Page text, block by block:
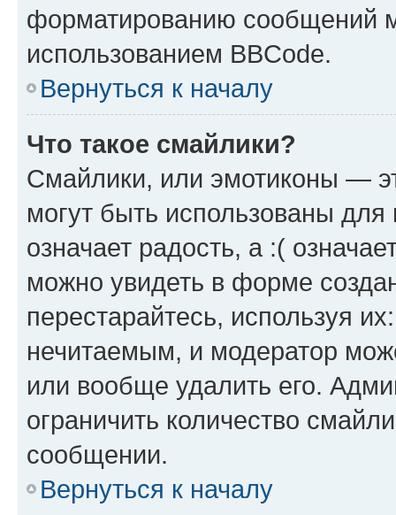
форматированию сообщений
использованием BBCode.
Вернуться к началу
Что такое смайлики?
Смайлики, или эмотиконы —
могут быть использованы
означает радость, а :(
можно увидеть в форме
перестарайтесь, используя
нечитаемым, и модератор
или вообще удалить его.
ограничить количество
сообщении.
Вернуться к началу